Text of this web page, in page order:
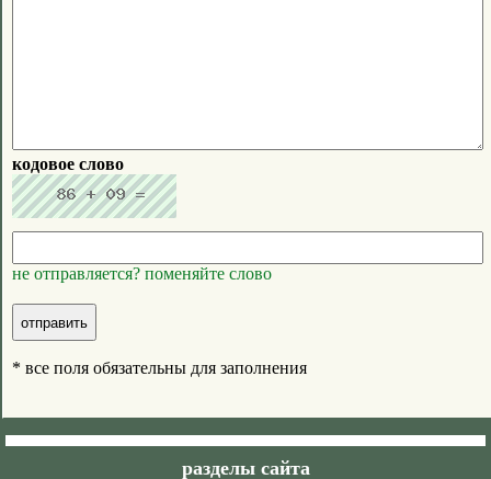
кодовое слово
не отправляется? поменяйте слово
* все поля обязательны для заполнения
разделы сайта